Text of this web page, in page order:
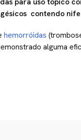
contendo
hemorróidas
alguma